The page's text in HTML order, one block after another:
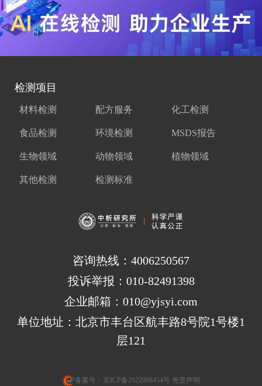
检测项目
材料检测 配方服务 化工检测
食品检测 环境检测 MSDS报告
生物领域 动物领域 植物领域
其他检测 检测标准
咨询热线：4006250567
投诉举报：010-82491398
企业邮箱：010@yjsyi.com
单位地址：北京市丰台区航丰路8号院1号楼1
层121
备案号： 京ICP备2022008454号 免责声明